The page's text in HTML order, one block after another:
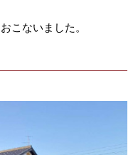
こないました。